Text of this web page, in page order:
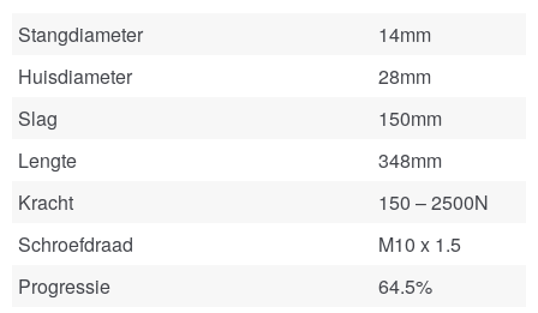
Stangdiameter
14mm
Huisdiameter
28mm
Slag
150mm
Lengte
348mm
Kracht
150 – 2500N
Schroefdraad
M10 x 1.5
Progressie
64.5%